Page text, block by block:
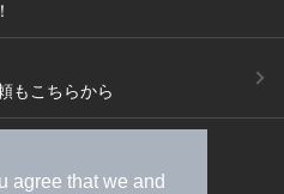
agree that we and
もこちらから
）
広告出稿のご案内